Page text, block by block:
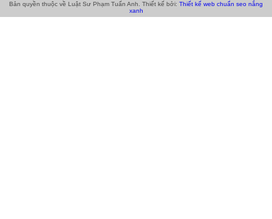
Bản quyền thuộc về Luật Sư Phạm Tuấn Anh. Thiết kế bởi: Thiết kế web chuẩn seo nắng
xanh